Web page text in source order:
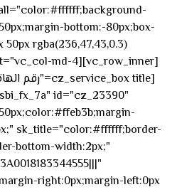
bottom:-80px;box-
id="cz_23390"
sk_title="color:#ffffff;border-
bottom-width:2px;"
right:0px;margin-left:0px;"]